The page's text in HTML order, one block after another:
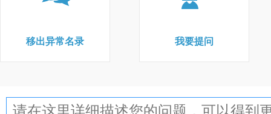
移出异常名录 我要提问